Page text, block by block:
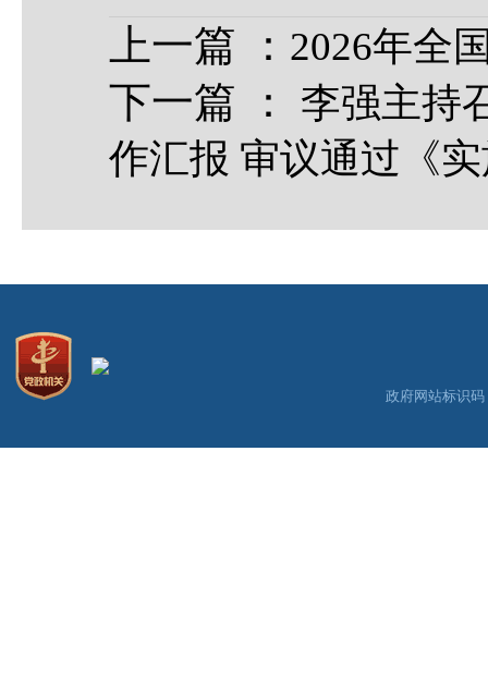
上一篇 ： 2026年全
下一篇 ： 李强主持
作汇报 审议通过《
政府网站标识码